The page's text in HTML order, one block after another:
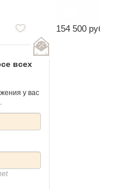
154 500 руб.
всех
у вас